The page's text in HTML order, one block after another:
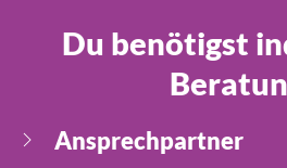
Du benötigst
Ansprechpartner